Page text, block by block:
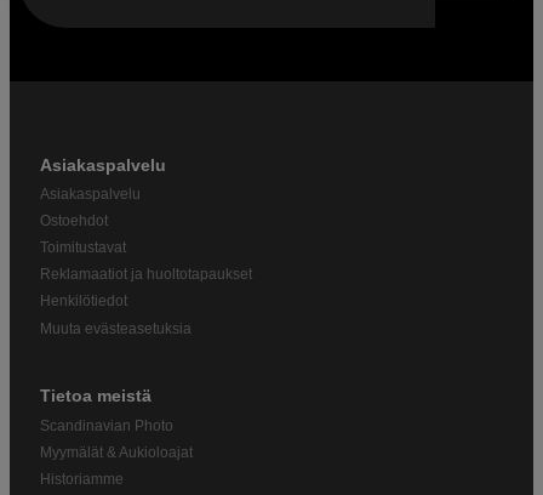
Asiakaspalvelu
Asiakaspalvelu
Ostoehdot
Toimitustavat
Reklamaatiot ja huoltotapaukset
Henkilötiedot
Muuta evästeasetuksia
Tietoa meistä
Scandinavian Photo
Myymälät & Aukioloajat
Historiamme